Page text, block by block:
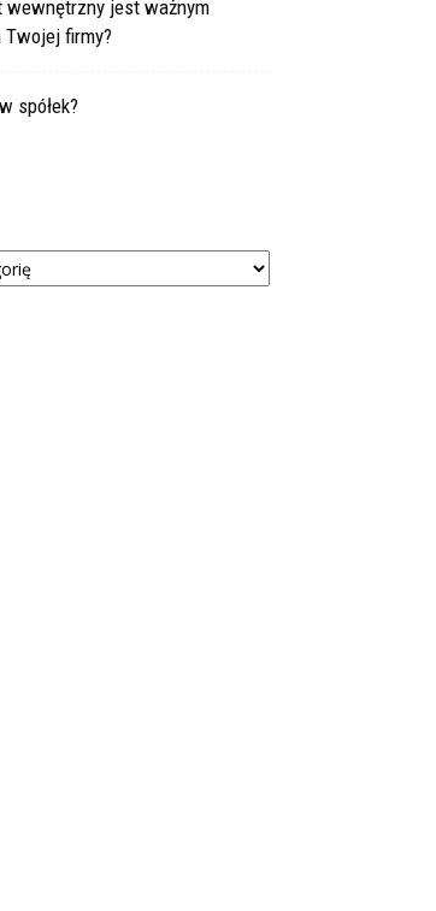
wewnętrzny jest ważnym
firmy?
spółek?